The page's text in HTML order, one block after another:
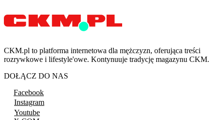
CKM.pl to platforma internetowa dla mężczyzn, oferująca treści
rozrywkowe i lifestyle'owe. Kontynuuje tradycję magazynu CKM.
DOŁĄCZ DO NAS
Facebook
Instagram
Youtube